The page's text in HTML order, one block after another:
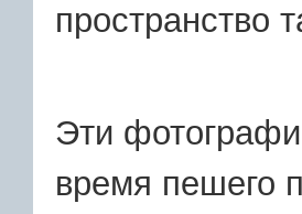
пространство
Эти
время пешего